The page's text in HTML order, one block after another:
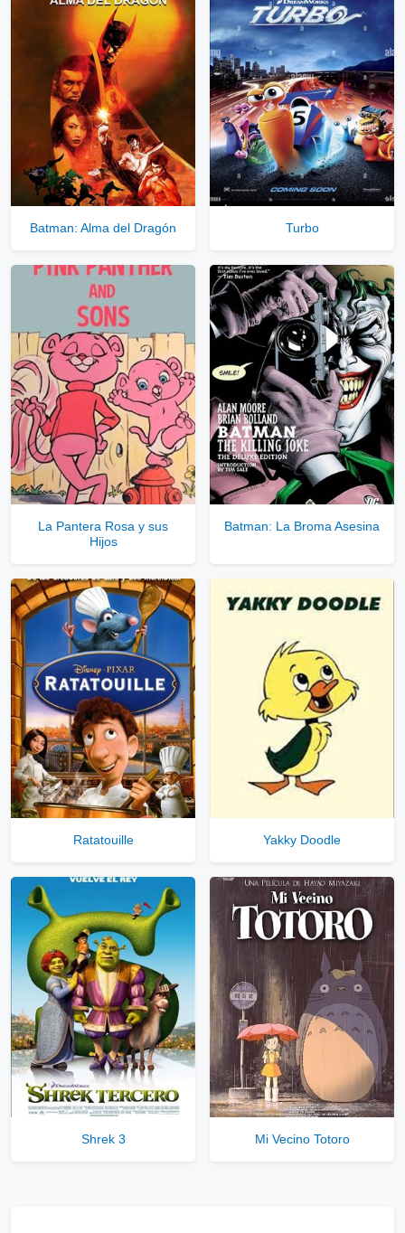
▷Enlaces Privados VIP⇓
Ver Enlaces Privados VIP
Servidores directos
Solo disponible para usuarios registrados.
Batman: Alma del Dragón Turbo
La Pantera Rosa y sus
Hijos
Batman: La Broma Asesina
Ratatouille Yakky Doodle
Shrek 3 Mi Vecino Totoro